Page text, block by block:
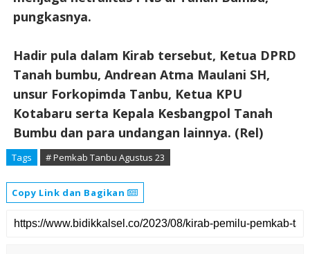
pungkasnya.
Hadir pula dalam Kirab tersebut, Ketua DPRD
Tanah bumbu, Andrean Atma Maulani SH,
unsur Forkopimda Tanbu, Ketua KPU
Kotabaru serta Kepala Kesbangpol Tanah
Bumbu dan para undangan lainnya. (Rel)
Tags # Pemkab Tanbu Agustus 23
Copy Link dan Bagikan